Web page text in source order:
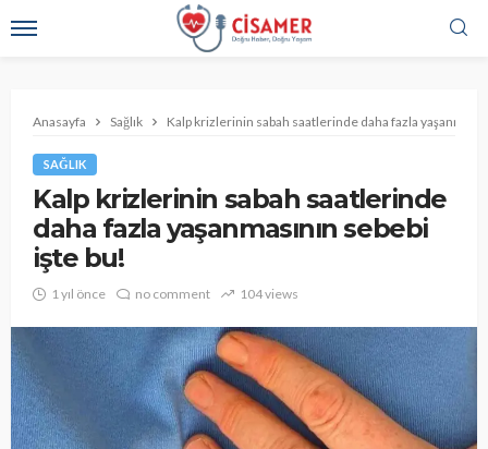
Anasayfa Sağlık Kalp krizlerinin sabah saatlerinde daha fazla
SAĞLIK
Kalp krizlerinin sabah saatlerinde
daha fazla yaşanmasının sebebi
işte bu!
1 yıl önce no comment 104 views